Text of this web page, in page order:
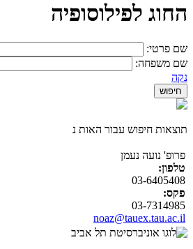
החוג לפילוסופיה
שם פרטי:
שם משפחה:
נקה
תוצאות חיפוש עבור האות נ
פרופ' נועה נעמן
טלפון:
03-6405408
פקס:
03-7314985
noaz@tauex.tau.ac.il